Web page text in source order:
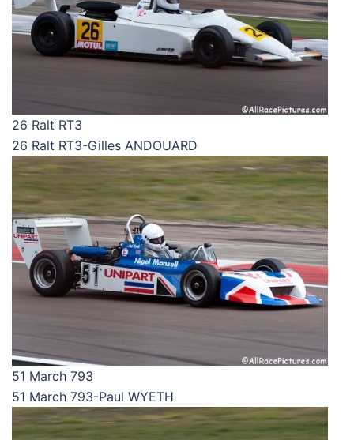
26 Ralt RT3
26 Ralt RT3-Gilles ANDOUARD
51 March 793
51 March 793-Paul WYETH